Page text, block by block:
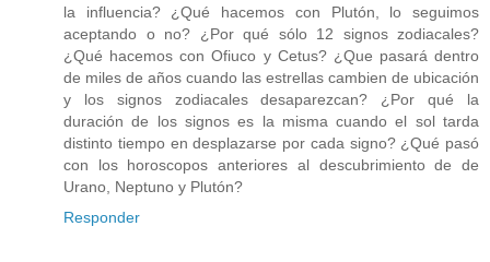
la influencia? ¿Qué hacemos con Plutón, lo seguimos
aceptando o no? ¿Por qué sólo 12 signos zodiacales?
¿Qué hacemos con Ofiuco y Cetus? ¿Que pasará dentro
de miles de años cuando las estrellas cambien de ubicación
y los signos zodiacales desaparezcan? ¿Por qué la
duración de los signos es la misma cuando el sol tarda
distinto tiempo en desplazarse por cada signo? ¿Qué pasó
con los horoscopos anteriores al descubrimiento de de
Urano, Neptuno y Plutón?
Responder